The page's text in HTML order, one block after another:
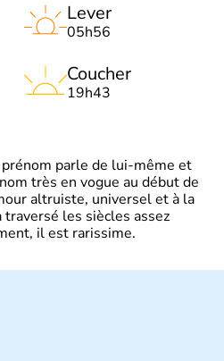
Lever
05h56
Coucher
19h43
parle de lui-même et
très en vogue au début de
altruiste, universel et à la
traversé les siècles assez
il est rarissime.